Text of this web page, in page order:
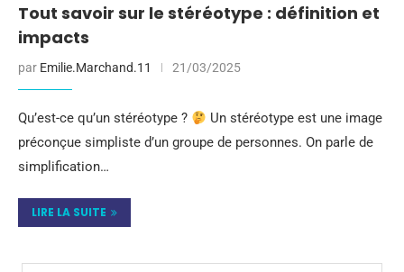
Tout savoir sur le stéréotype : définition et
impacts
par Emilie.Marchand.11 21/03/2025
Qu’est-ce qu’un stéréotype ?
Un stéréotype est une image
préconçue simpliste d’un groupe de personnes. On parle de
simplification…
LIRE LA SUITE